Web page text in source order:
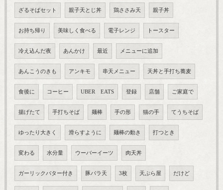
ざるそばセット 親子天とじ丼 鶏ささみ天 親子丼
お持ち帰り 美味しく食べる 電子レンジ トースター
冷え込んだ夜 あんかけ 最近 メニューに追加
あんこうのきも アンキモ 串天メニュー 天丼と手打ち蕎麦
食後に コーヒー UBER EATS 登録 店舗 ご家庭で
揚げたて 手打ちそば 麺棒 手の形 猫の手 てうちそば
ゆったり大きく 滑らすように 麺棒の動き 打つとき
変わる 水分量 ウーバーイーツ 肉天丼
ガーリックバター付き 豚バラ天 3枚 天ぷら屋 だけど